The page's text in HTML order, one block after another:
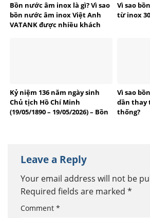
Bồn nước âm inox là gì? Vì sao
bồn nước âm inox Việt Anh
VATANK được nhiều khách
Vì sao
từ inox
Kỷ niệm 136 năm ngày sinh
Chủ tịch Hồ Chí Minh
(19/05/1890 – 19/05/2026) – Bồn
Vì sao
dần thay
thống?
Leave a Reply
Your email address will not be
Required fields are marked *
Comment *